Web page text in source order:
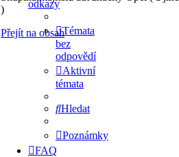
)
Přejít na obsah
odkazy
Témata
bez
odpovědí
Aktivní
témata
Hledat
Poznámky
FAQ